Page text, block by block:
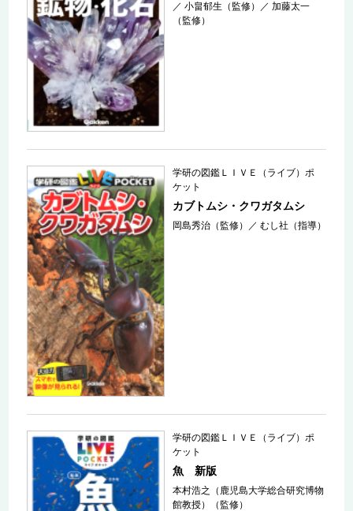
／小畠郁生（監修） ／加藤太一
（監修）
学研の図鑑ＬＩＶＥ（ライブ）ポ
ケット
カブトムシ・クワガタムシ
岡島秀治（監修） ／むし社（指導）
学研の図鑑ＬＩＶＥ（ライブ）ポ
ケット
魚 新版
本村浩之（鹿児島大学総合研究博物
館教授）（監修）